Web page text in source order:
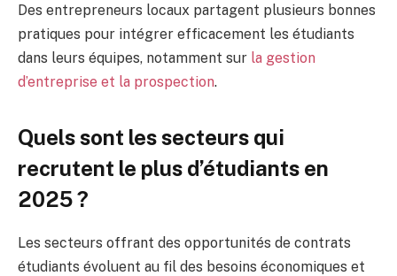
Des entrepreneurs locaux partagent plusieurs bonnes
pratiques pour intégrer efficacement les étudiants
dans leurs équipes, notamment sur la gestion
d’entreprise et la prospection.
Quels sont les secteurs qui
recrutent le plus d’étudiants en
2025 ?
Les secteurs offrant des opportunités de contrats
étudiants évoluent au fil des besoins économiques et